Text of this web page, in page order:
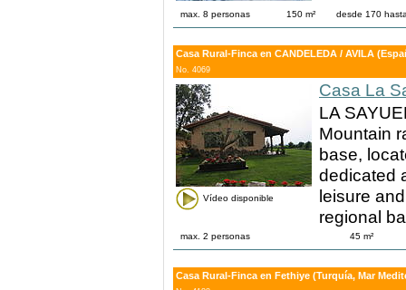
max. 8 personas 150 m² desde 170
Casa Rural-Finca en CANDELEDA / AVILA
No. 4069
Vídeo disponible
Casa La
LA
Mountain
base,
dedicated
leisure
regional
max. 2 personas 45 m²
Casa Rural-Finca en Fethiye (Turquía, Mar